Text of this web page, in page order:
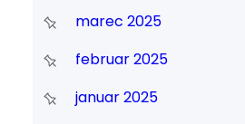
marec 2025
februar 2025
januar 2025